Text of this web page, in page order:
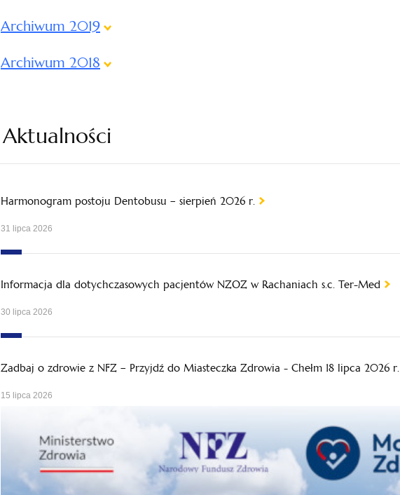
Archiwum 2019
Archiwum 2018
Aktualności
Harmonogram postoju Dentobusu – sierpień 2026 r.
31 lipca 2026
Informacja dla dotychczasowych pacjentów NZOZ w Rachaniach s.c. Ter-Med
30 lipca 2026
Zadbaj o zdrowie z NFZ – Przyjdź do Miasteczka Zdrowia - Chełm 18 lipca 2026 r.
15 lipca 2026